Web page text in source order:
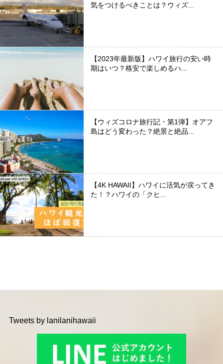
気をつけるべきことは？ウィズ...
【2023年最新版】ハワイ旅行の安い時
期はいつ？格安で楽しめるハ...
【ウィズコロナ旅行記・第1弾】オアフ
島はどう変わった？絶景と絶品...
【4K HAWAII】ハワイに活気が戻ってき
た！？ハワイの「クヒ...
Tweets by lanilanihawaii